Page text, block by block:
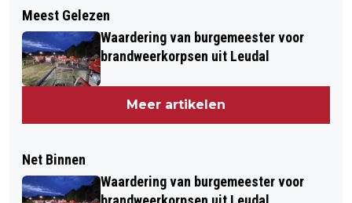
Meest Gelezen
Waardering van burgemeester voor
brandweerkorpsen uit Leudal
Meer artikelen
Net Binnen
Waardering van burgemeester voor